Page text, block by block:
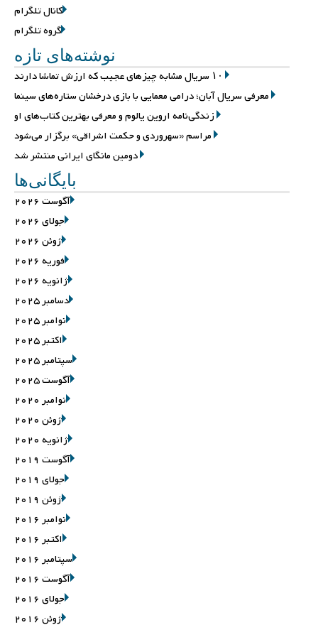
کانال تلگرام
گروه تلگرام
نوشته‌های تازه
۱۰ سریال مشابه چیزهای عجیب که ارزش تماشا دارند
معرفی سریال آبان؛ درامی معمایی با بازی درخشان ستاره‌های سینما
زندگی‌نامه اروین یالوم و معرفی بهترین کتاب‌های او
مراسم «سهروردی و حکمت اشراقی» برگزار می‌شود
دومین مانگای ایرانی منتشر شد
بایگانی‌ها
آگوست 2026
جولای 2026
ژوئن 2026
فوریه 2026
ژانویه 2026
دسامبر 2025
نوامبر 2025
اکتبر 2025
سپتامبر 2025
آگوست 2025
نوامبر 2020
ژوئن 2020
ژانویه 2020
آگوست 2019
جولای 2019
ژوئن 2019
نوامبر 2016
اکتبر 2016
سپتامبر 2016
آگوست 2016
جولای 2016
ژوئن 2016